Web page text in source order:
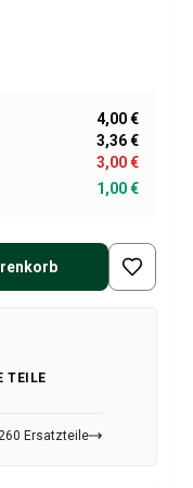
73)
4,00 €
3,36 €
3,00 €
1,00 €
TEILE
Ersatzteile